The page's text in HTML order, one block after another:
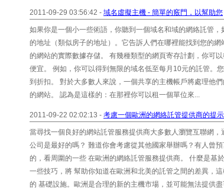
2011-09-29 03:56:42 - 域名虛擬主機 - 簡單的竅門，以幫助您
如果你是一個小一些術語，你聽到一個域名和域的網絡託管
的地址（類似房子的地址）。它告訴人們在哪裡能找到您的
的網站的實際數據存儲。 有幾種類型的網頁寄存計劃，你可
便宜。 例如，你可以得到無限的域名低至每月10元的託管。
到折扣。 對於大多數人來說，一個共享的主機帳戶將處理他
的網站。 認為是這樣的：在那裡你可以租一個單位來...
2011-09-22 02:02:13 - 考慮一個歐洲的網絡託管提供商的提
當尋找一個良好的網站託管服務提供商大多數人瀏覽互聯網
公司是最好的嗎？ 難道你會考慮從其他國家舉辦嗎？有人曾
的，看周圍的一些 在歐洲的網絡託管服務提供商。 什麼是基
一些技巧，將 幫助你知道在歐洲和北美的託管之間的差異，
的 基礎設施。歐洲是合理的新的主機市場，並可能無法提供